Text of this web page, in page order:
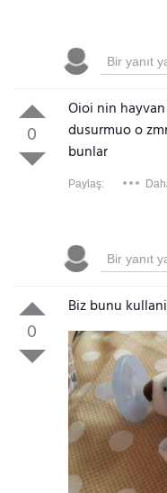
0
Oioi nin
dusurmuo o
bunlar
Paylaş:
0
Biz bunu